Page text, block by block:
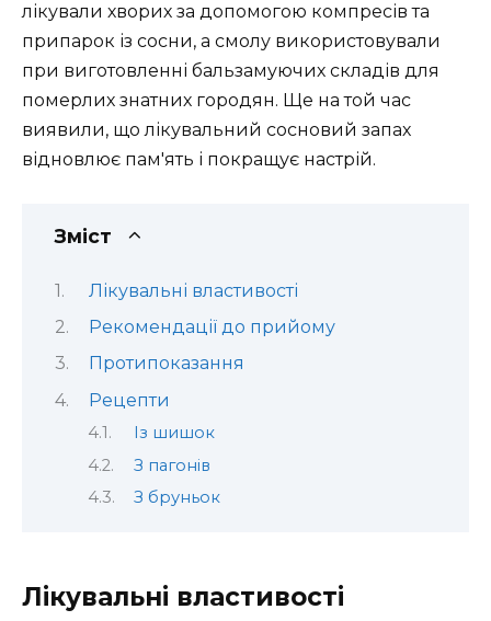
лікували хворих за допомогою компресів та
припарок із сосни, а смолу використовували
при виготовленні бальзамуючих складів для
померлих знатних городян. Ще на той час
виявили, що лікувальний сосновий запах
відновлює пам'ять і покращує настрій.
Зміст
Лікувальні властивості
Рекомендації до прийому
Протипоказання
Рецепти
Із шишок
З пагонів
З бруньок
Лікувальні властивості